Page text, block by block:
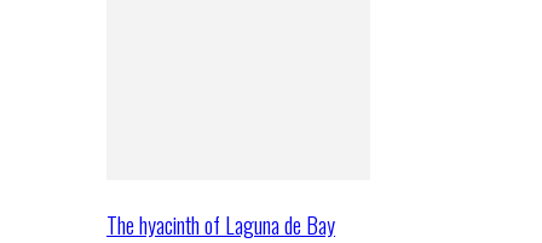
The hyacinth of Laguna de Bay